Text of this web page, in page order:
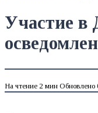
Участие в
На чтение 2 мин Обновлено